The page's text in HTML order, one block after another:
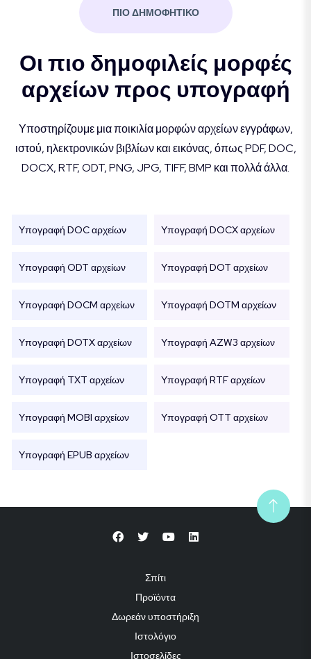
ΠΙΟ ΔΗΜΟΦΗΤΙΚΟ
Οι πιο δημοφιλείς μορφές
αρχείων προς υπογραφή
Υποστηρίζουμε μια ποικιλία μορφών αρχείων εγγράφων,
ιστού, ηλεκτρονικών βιβλίων και εικόνας, όπως PDF, DOC,
DOCX, RTF, ODT, PNG, JPG, TIFF, BMP και πολλά άλλα.
Υπογραφή DOC αρχείων Υπογραφή DOCX αρχείων
Υπογραφή ODT αρχείων Υπογραφή DOT αρχείων
Υπογραφή DOCM αρχείων Υπογραφή DOTM αρχείων
Υπογραφή DOTX αρχείων Υπογραφή AZW3 αρχείων
Υπογραφή TXT αρχείων Υπογραφή RTF αρχείων
Υπογραφή MOBI αρχείων Υπογραφή OTT αρχείων
Υπογραφή EPUB αρχείων
Σπίτι
Προϊόντα
Δωρεάν υποστήριξη
Ιστολόγιο
Ιστοσελίδες